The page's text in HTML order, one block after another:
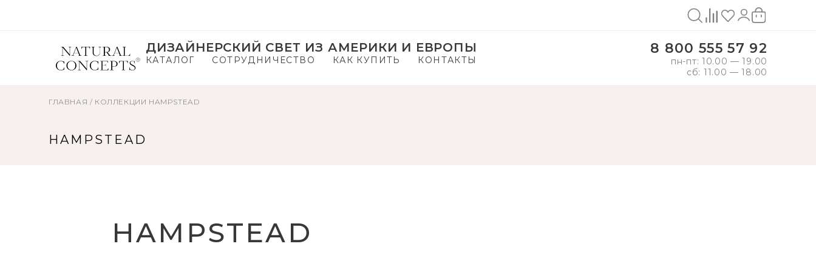
ДИЗАЙНЕРСКИЙ СВЕТ ИЗ АМЕРИКИ И ЕВРОПЫ
КАТАЛОГ СОТРУДНИЧЕСТВО КАК КУПИТЬ КОНТАКТЫ
8 800 555 57 92
пн-пт: 10.00 — 19.00
сб: 11.00 — 18.00
ГЛАВНАЯ / КОЛЛЕКЦИИ HAMPSTEAD
HAMPSTEAD
HAMPSTEAD